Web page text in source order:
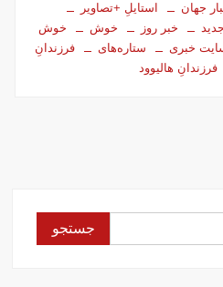
جهان
استایلِ +تصاویر
خبر روز خوش
خوش
خبری ستاره‌های
فرزندانِ
فرزندانِ هاليوود
جستجو
برای: